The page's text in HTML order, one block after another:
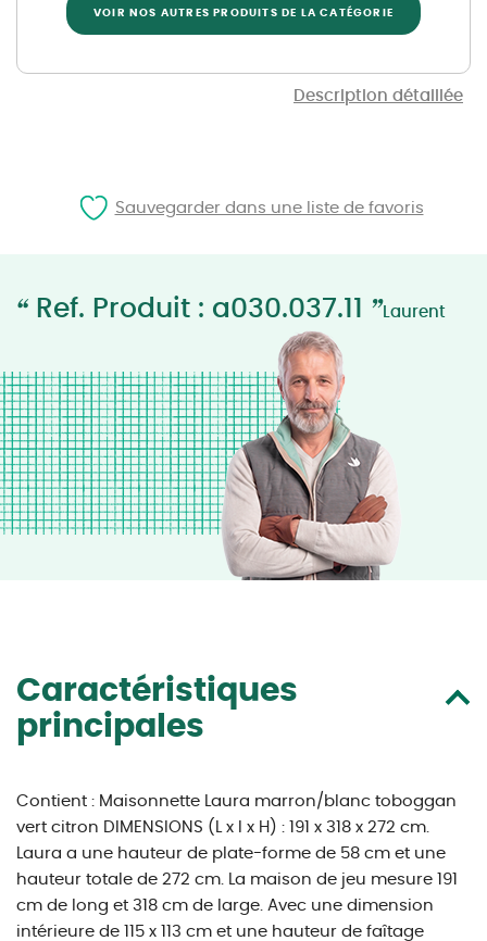
Description détaillée
VOIR NOS AUTRES PRODUITS DE LA CATÉGORIE
“ Ref. Produit : a030.037.11 ”Laurent
Caractéristiques
principales
Contient : Maisonnette Laura marron/blanc toboggan
vert citron DIMENSIONS (L x l x H) : 191 x 318 x 272 cm.
Laura a une hauteur de plate-forme de 58 cm et une
hauteur totale de 272 cm. La maison de jeu mesure 191
cm de long et 318 cm de large. Avec une dimension
intérieure de 115 x 113 cm et une hauteur de faîtage
Sauvegarder dans une liste de favoris